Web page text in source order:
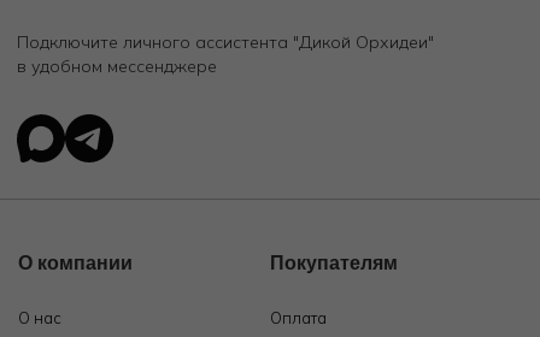
Подключите личного ассистента "Дикой Орхидеи"
в удобном мессенджере
О компании
О нас
Покупателям
Оплата